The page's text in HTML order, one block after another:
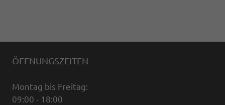
ÖFFNUNGSZEITEN
Montag bis Freitag:
09:00 - 18:00